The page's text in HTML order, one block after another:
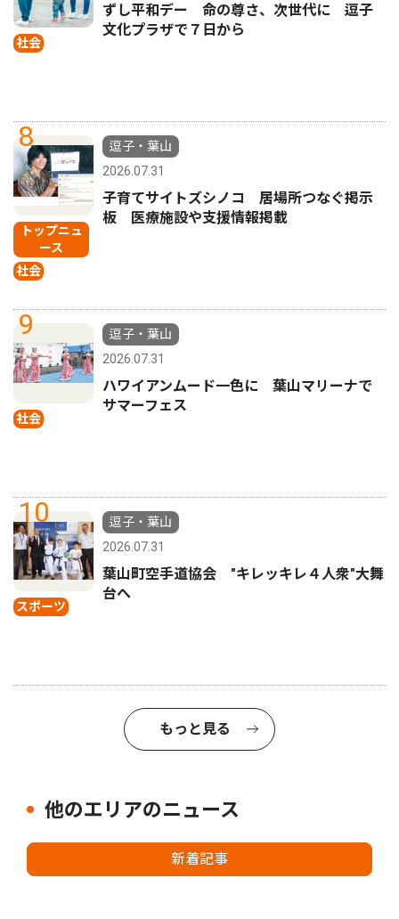
社会
ずし平和デー 命の尊さ、次世代に 逗子
文化プラザで７日から
8
トップニュ
ース
社会
逗子・葉山
2026.07.31
子育てサイトズシノコ 居場所つなぐ掲示
板 医療施設や支援情報掲載
9
社会
逗子・葉山
2026.07.31
ハワイアンムード一色に 葉山マリーナで
サマーフェス
10
スポーツ
逗子・葉山
2026.07.31
葉山町空手道協会 "キレッキレ４人衆"大舞
台へ
もっと見る
他のエリアのニュース
新着記事